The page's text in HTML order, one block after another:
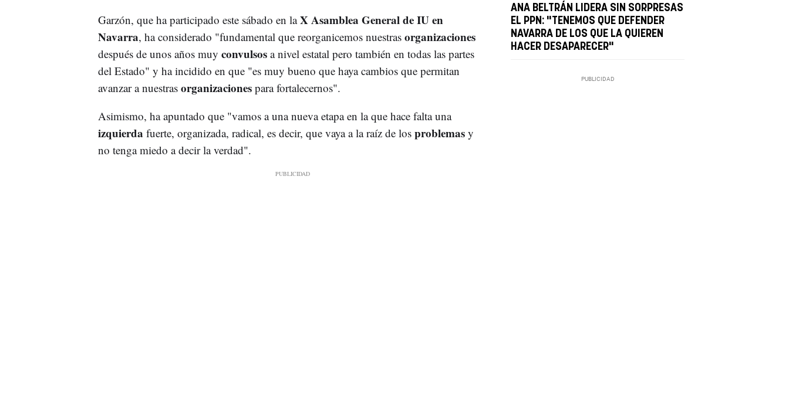
Garzón, que ha participado este sábado en laX Asamblea General de IU en
Navarra, ha considerado "fundamental que reorganicemos nuestras organizaciones
después de unos años muy convulsosa nivel estatal pero también en todas las partes
del Estado" y ha incidido en que "es muy bueno que haya cambios que permitan
avanzar a nuestras organizacionespara fortalecernos".
Asimismo, ha apuntado que "vamos a una nueva etapa en la que hace falta una
izquierda fuerte, organizada, radical, es decir, que vaya a la raíz de los problemasy
no tenga miedo a decir la verdad".
ANA BELTRÁN LIDERA SIN SORPRESAS
EL PPN: "TENEMOS QUE DEFENDER
NAVARRA DE LOS QUE LA QUIEREN
HACER DESAPARECER"